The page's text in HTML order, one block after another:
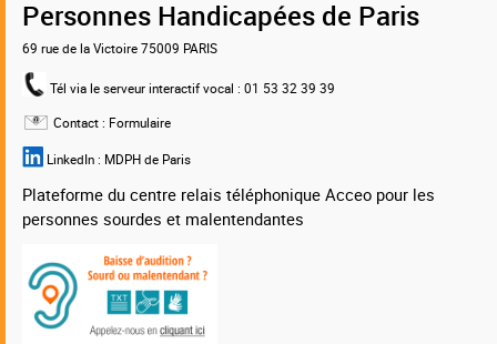
Personnes Handicapées de Paris
69 rue de la Victoire 75009 PARIS
Tél via le serveur interactif vocal : 01 53 32 39 39
Contact : Formulaire
LinkedIn : MDPH de Paris
Plateforme du centre relais téléphonique Acceo pour les
personnes sourdes et malentendantes